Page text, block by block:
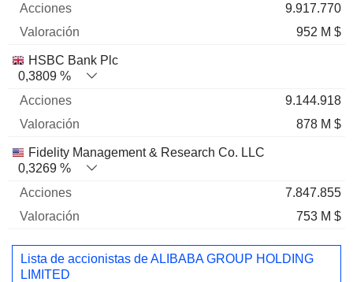
9.917.770
952 M $
HSBC Bank Plc
0,3809 %
9.144.918
878 M $
Fidelity Management & Research Co. LLC
0,3269 %
7.847.855
753 M $
Lista de accionistas de ALIBABA GROUP HOLDING
LIMITED